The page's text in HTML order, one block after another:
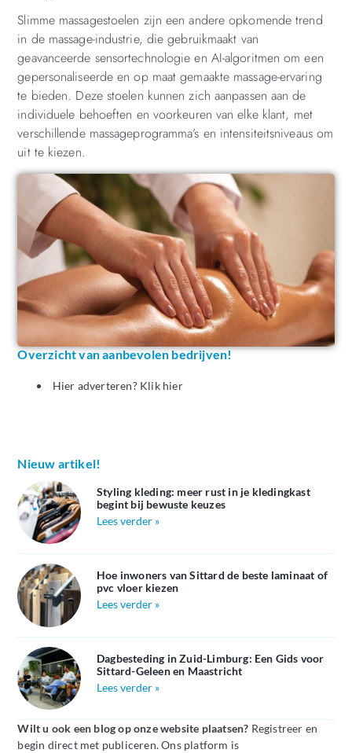
Slimme massagestoelen zijn een andere opkomende trend
in de massage-industrie, die gebruikmaakt van
geavanceerde sensortechnologie en AI-algoritmen om een
gepersonaliseerde en op maat gemaakte massage-ervaring
te bieden. Deze stoelen kunnen zich aanpassen aan de
individuele behoeften en voorkeuren van elke klant, met
verschillende massageprogramma’s en intensiteitsniveaus om
uit te kiezen.
Overzicht van aanbevolen bedrijven!
Hier adverteren? Klik hier
Nieuw artikel!
Styling kleding: meer rust in je kledingkast
begint bij bewuste keuzes
Lees verder »
Hoe inwoners van Sittard de beste laminaat of
pvc vloer kiezen
Lees verder »
Dagbesteding in Zuid-Limburg: Een Gids voor
Sittard-Geleen en Maastricht
Lees verder »
Wilt u ook een blog op onze website plaatsen? Registreer en
begin direct met publiceren. Ons platform is